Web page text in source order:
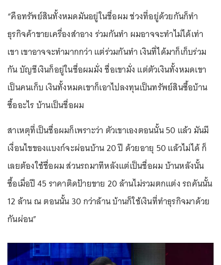
“คือทรัพย์สินทั้งหมดมันอยู่ในชื่อผม ช่วงที่อยู่ด้วยกันก็ทำ
ธุรกิจค้าขายเครื่องสำอาง ร่วมกันทำ ผมอาจจะทำไม่ได้เท่า
เขา เขาอาจจะทำมากกว่า แต่ร่วมกันทำ เงินที่ได้มาก็เก็บร่วม
กัน บัญชีเงินก็อยู่ในชื่อผมมั่ง ชื่อเขามั่ง แต่ตัวเงินทั้งหมดเขา
เป็นคนเก็บ เงินทั้งหมดเขาก็เอาไปลงทุนเป็นทรัพย์สินซื้อบ้าน
ซื้ออะไร บ้านเป็นชื่อผม
สาเหตุที่เป็นชื่อผมก็เพราะว่า ตัวเขาเองตอนนั้น 50 แล้ว มันมี
เงื่อนไขของแบงก์จะผ่อนบ้าน 20 ปี ด้วยอายุ 50 แล้วไม่ได้ ก็
เลยต้องใช้ชื่อผม ส่วนรถมาทีหลังแต่เป็นชื่อผม บ้านหลังนั้น
ซื้อเมื่อปี 45 ราคาติดป้ายขาย 20 ล้านไม่รวมตกแต่ง รถคันนั้น
12 ล้าน ณ ตอนนั้น 30 กว่าล้าน บ้านก็ใช้เงินที่ทำธุรกิจมาด้วย
กันผ่อน”